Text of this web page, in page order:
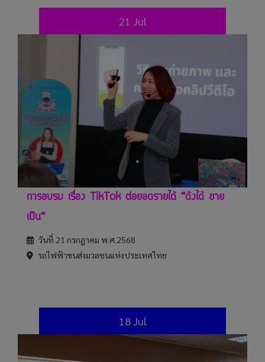
การอบรม เรื่อง TikTok ต่อยอดรายได้ “ดังได้ ขาย
เป็น”
วันที่ 21 กรกฎาคม พ.ศ.2568
รถไฟฟ้าขนส่งมวลชนแห่งประเทศไทย